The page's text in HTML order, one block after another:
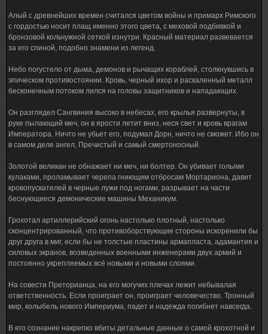
Алый с древнейших времен считался цветом войны и примарх Римского
с гордостью носит плащ именно этого цвета, с меховой подбивкой и
бронзовой кольчужной сеткой изнутри. Красный материал развевается
за его спиной, подобно знамени из легенд.
Небо погустело от дыма, демонов и рычащих кораблей, столкнувшись в
эпическом противостоянии. Кровь, черный ихор и раскаленный металл
бесконечным потоком лился на головы защитников и нападающих.
Он разглядел Сангвиния высоко в небесах, его крылья развернуты, в
руке пылающий меч, он в ярости летит вниз, неся свет и кровь врагам
Императора. Ничто не убьет его, подумал Дорн, ничто не сможет. Ибо он
в самом деле ангел, Пречистый и самый смертоносный.
Золотой великан не обнажает ни меч, ни болтер. Он убивает голыми
кулаками, проламывает черепа гниющим отбросам Мортариона, давит
кровопускателей в черные лужи под ногами, разрывает на части
беснующиеся демонические машины Механикум.
Грохотал артиллерийский огонь настолько плотный, настолько
сконцентрированный, что противоборствующие стороны искоренили бы
друг друга в миг, если бы не толстые пластины армапласта, адамантия и
силовых экранов, возведенных военными инженерами двух армий и
постоянно укрепляемых всё новыми и новыми слоями.
На совести Преторианца, на его могучих плечах лежит небывалая
ответственность. Если проиграет он, проиграет человечество. Тронный
мир, колыбель нового Империума, падет и надежда погибнет навсегда.
В его сознание накрепко вбиты детальные данные о самой крохотной и